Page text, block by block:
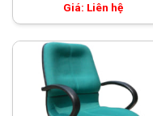
Giá: Liên hệ